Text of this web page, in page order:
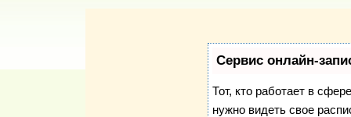
Сервис онлайн-
Тот, кто работает в
нужно видеть свое